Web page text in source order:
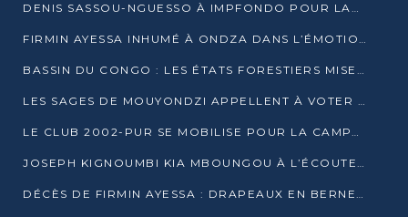
DENIS SASSOU-NGUESSO À IMPFONDO POUR LANCER LE CORRIDOR 13
FIRMIN AYESSA INHUMÉ À ONDZA DANS L’ÉMOTION ET LE RECUEILLEMENT
BASSIN DU CONGO : LES ÉTATS FORESTIERS MISENT SUR LES MARCHÉS CARBONE
LES SAGES DE MOUYONDZI APPELLENT À VOTER DENIS SASSOU-NGUESSO
LE CLUB 2002-PUR SE MOBILISE POUR LA CAMPAGNE
JOSEPH KIGNOUMBI KIA MBOUNGOU À L’ÉCOUTE DE TALANGAÏ
DÉCÈS DE FIRMIN AYESSA : DRAPEAUX EN BERNE LUNDI